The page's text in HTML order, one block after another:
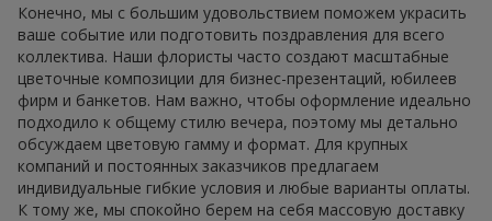
Конечно, мы с большим удовольствием поможем украсить
ваше событие или подготовить поздравления для всего
коллектива. Наши флористы часто создают масштабные
цветочные композиции для бизнес-презентаций, юбилеев
фирм и банкетов. Нам важно, чтобы оформление идеально
подходило к общему стилю вечера, поэтому мы детально
обсуждаем цветовую гамму и формат. Для крупных
компаний и постоянных заказчиков предлагаем
индивидуальные гибкие условия и любые варианты оплаты.
К тому же, мы спокойно берем на себя массовую доставку